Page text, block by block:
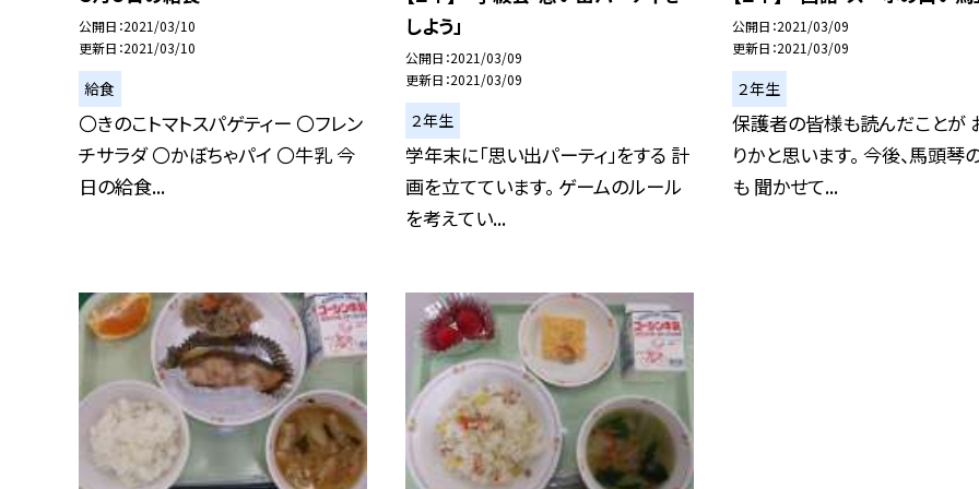
公開日 2021/03/10
更新日 2021/03/10
給食
〇きのこトマトスパゲティー 〇フレン
チサラダ 〇かぼちゃパイ 〇牛乳 今
日の給食...
しよう」
公開日 2021/03/09
更新日 2021/03/09
２年生
学年末に「思い出パーティ」をする 計
画を立てています。 ゲームのルール
を考えてい...
公開日 2021/03/09
更新日 2021/03/09
２年生
保護者の皆様も読んだことが
りかと思います。 今後、馬頭琴
も 聞かせて...